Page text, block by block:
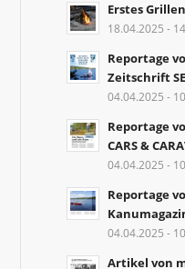
Erstes
18.04.2025 -
Reportage
Zeitschrift
04.04.2025 -
Reportage
CARS &
04.04.2025 -
Reportage
04.04.2025 -
Artikel von